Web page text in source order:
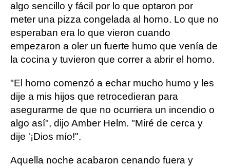
algo sencillo y fácil por lo que optaron por
meter una pizza congelada al horno. Lo que no
esperaban era lo que vieron cuando
empezaron a oler un fuerte humo que venía de
la cocina y tuvieron que correr a abrir el horno.
"El horno comenzó a echar mucho humo y les
dije a mis hijos que retrocedieran para
asegurarme de que no ocurriera un incendio o
algo así", dijo Amber Helm. "Miré de cerca y
dije '¡Dios mío!".
Aquella noche acabaron cenando fuera y